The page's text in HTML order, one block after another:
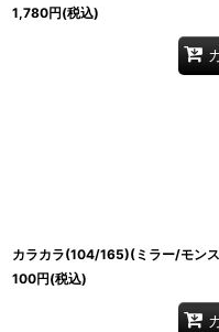
1,780円(税込)
カラカラ(104/165)(ミラー/モン
100円(税込)